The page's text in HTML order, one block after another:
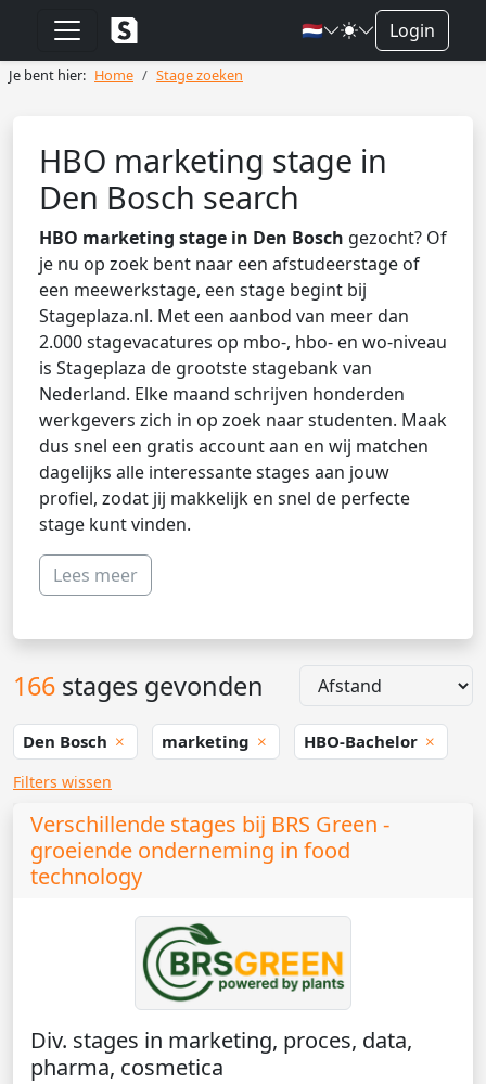
🇳🇱 Login
Je bent hier: Home Stage zoeken
HBO marketing stage in
Den Bosch search
HBO marketing stage in Den Bosch gezocht? Of
je nu op zoek bent naar een afstudeerstage of
een meewerkstage, een stage begint bij
Stageplaza.nl. Met een aanbod van meer dan
2.000 stagevacatures op mbo-, hbo- en wo-niveau
is Stageplaza de grootste stagebank van
Nederland. Elke maand schrijven honderden
werkgevers zich in op zoek naar studenten. Maak
dus snel een gratis account aan en wij matchen
dagelijks alle interessante stages aan jouw
profiel, zodat jij makkelijk en snel de perfecte
stage kunt vinden.
Lees meer
166 stages gevonden
Den Bosch marketing HBO-Bachelor
Filters wissen
Verschillende stages bij BRS Green -
groeiende onderneming in food
technology
Div. stages in marketing, proces, data,
pharma, cosmetica